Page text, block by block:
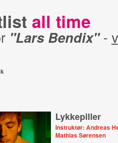
all time
"Lars Bendix"-
Lykkepiller
Instruktør: Andreas
Mathias Sørensen